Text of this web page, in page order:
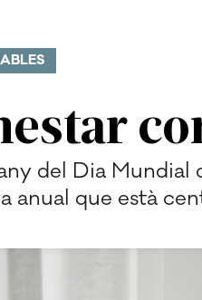
del Dia
anual que està